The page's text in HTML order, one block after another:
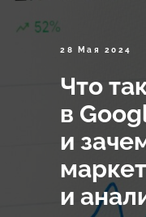
Что
в
и
и
28 Мая 2024